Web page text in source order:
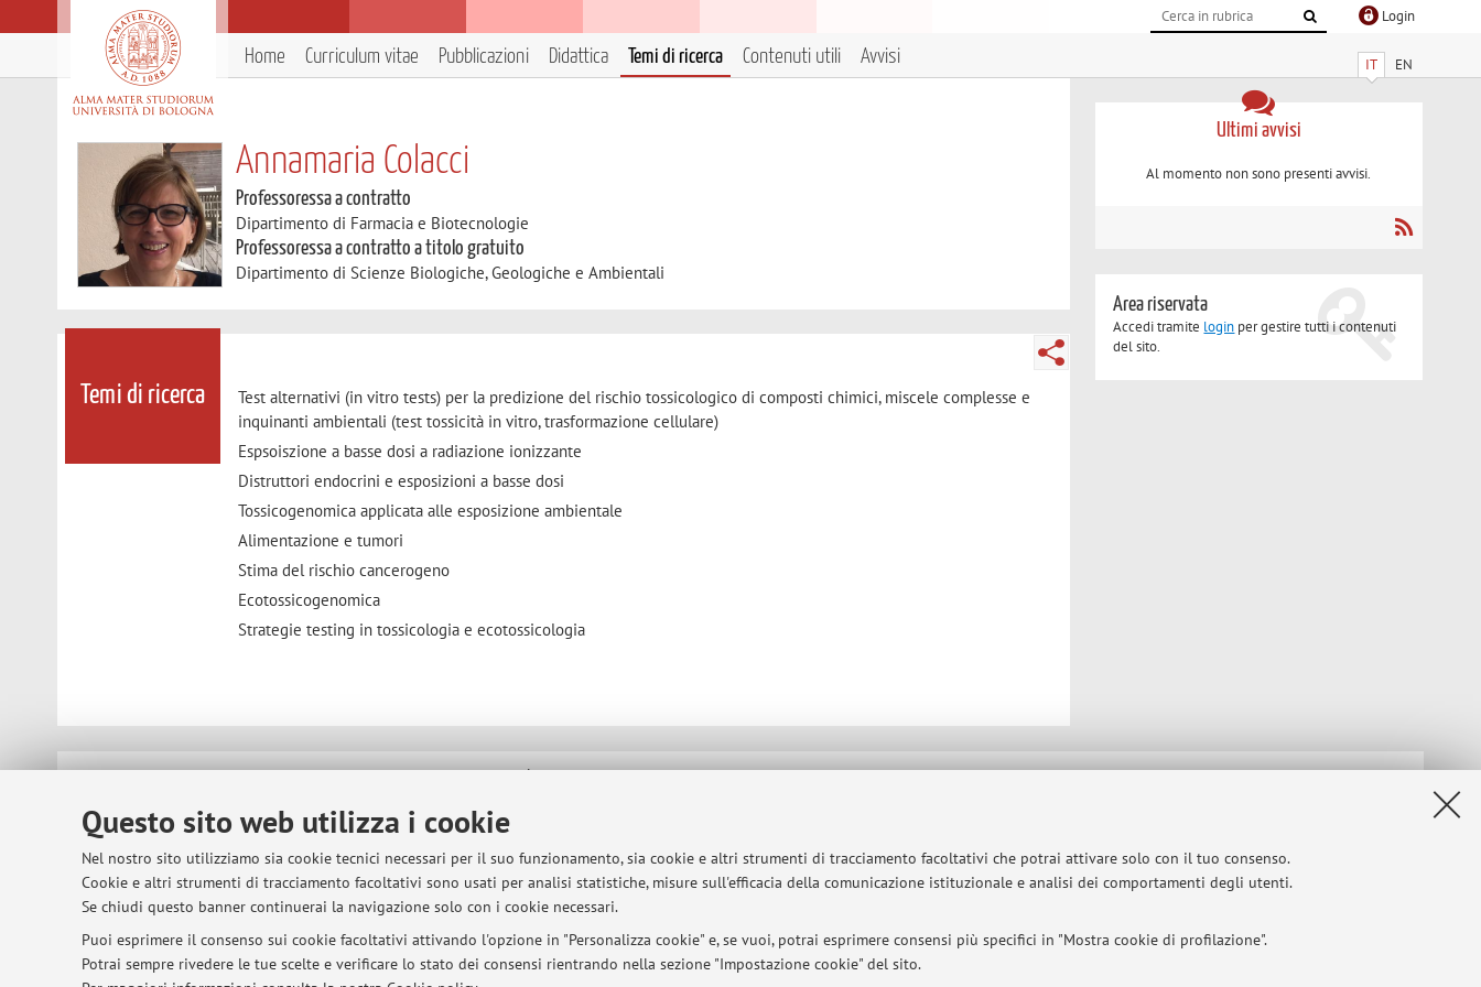
Questo sito web utilizza i cookie
Nel nostro sito utilizziamo sia cookie tecnici necessari per il suo funzionamento, sia cookie e altri strumenti di tracciamento facoltativi che potrai attivare solo con il tuo consenso.
Cookie e altri strumenti di tracciamento facoltativi sono usati per analisi statistiche, misure sull'efficacia della comunicazione istituzionale e analisi dei comportamenti degli utenti.
Se chiudi questo banner continuerai la navigazione solo con i cookie necessari.
Puoi esprimere il consenso sui cookie facoltativi attivando l'opzione in "Personalizza cookie" e, se vuoi, potrai esprimere consensi più specifici in "Mostra cookie di profilazione".
Potrai sempre rivedere le tue scelte e verificare lo stato dei consensi rientrando nella sezione "Impostazione cookie" del sito.
Login
IT EN
Home Curriculum vitae Pubblicazioni Didattica Temi di ricerca Contenuti utili Avvisi
Annamaria Colacci
Professoressa a contratto
Dipartimento di Farmacia e Biotecnologie
Professoressa a contratto a titolo gratuito
Dipartimento di Scienze Biologiche, Geologiche e Ambientali
Temi di ricerca
Test alternativi (in vitro tests) per la predizione del rischio tossicologico di composti chimici, miscele complesse e
inquinanti ambientali (test tossicità in vitro, trasformazione cellulare)
Espsoiszione a basse dosi a radiazione ionizzante
Distruttori endocrini e esposizioni a basse dosi
Tossicogenomica applicata alle esposizione ambientale
Alimentazione e tumori
Stima del rischio cancerogeno
Ecotossicogenomica
Strategie testing in tossicologia e ecotossicologia
Ultimi avvisi
Al momento non sono presenti avvisi.
Area riservata
Accedi tramite login per gestire tutti i contenuti
del sito.
© 2026 - ALMA MATER STUDIORUM - Università di Bologna - Via Zamboni, 33 - 40126 Bologna - Partita IVA: 01131710376 Privacy|Note legali|Impostazioni Cookie